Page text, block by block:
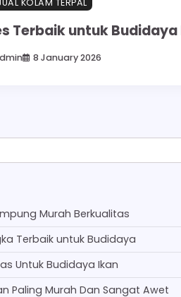
Terbaik untuk Budidaya
8 January 2026
Murah Berkualitas
Terbaik untuk Budidaya
Untuk Budidaya Ikan
Paling Murah Dan Sangat Awet